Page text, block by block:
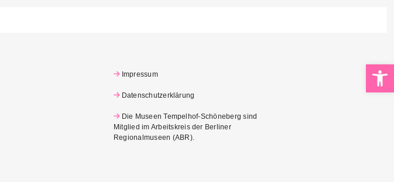
Impressum
Datenschutzerklärung
Die Museen Tempelhof-Schöneberg sind
Mitglied im Arbeitskreis der Berliner
Regionalmuseen (ABR).